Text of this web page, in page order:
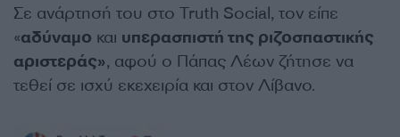
Σε ανάρτησή του στο Truth Social, τον είπε
«αδύναμο και υπερασπιστή της ριζοσπαστικής
αριστεράς», αφού ο Πάπας Λέων ζήτησε να
τεθεί σε ισχύ εκεχειρία και στον Λίβανο.